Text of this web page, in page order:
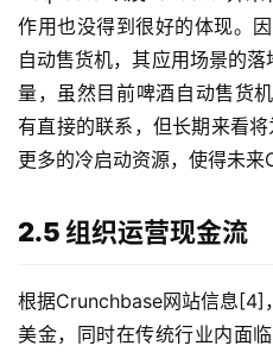
作用也没得到很好的体现。
自动售货机，其应用场景的
量，虽然目前啤酒自动售货
有直接的联系，但长期来看
更多的冷启动资源，使得未来
2.5 组织运营现金流
根据Crunchbase网站信息[4]
美金，同时在传统行业内面